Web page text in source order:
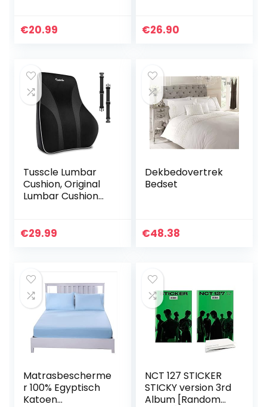
Machinewasbaar
€20.99
Muur Sjaal –
€26.90
Tusscle Lumbar
Cushion, Original
Lumbar Cushion
gevormd, geschikt
€29.99
Dekbedovertrek
Bedset
€48.38
Matrasbescherme
r 100% Egyptisch
Katoen
NCT 127 STICKER
STICKY version 3rd
Album [Random